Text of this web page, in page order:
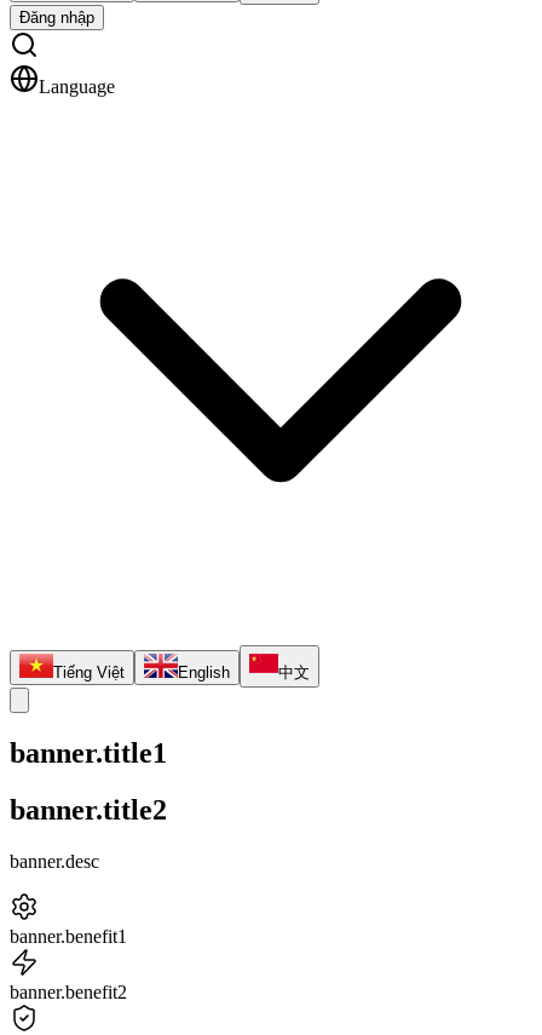
Đăng nhập
Language
Tiếng Việt English 中文
banner.title1
banner.title2
banner.desc
banner.benefit1
banner.benefit2